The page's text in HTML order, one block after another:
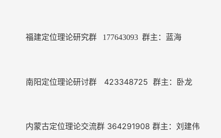
福建定位理论研究群 177643093 群主：蓝海
南阳定位理论研讨群 423348725 群主：卧龙
内蒙古定位理论交流群 364291908 群主：刘建伟